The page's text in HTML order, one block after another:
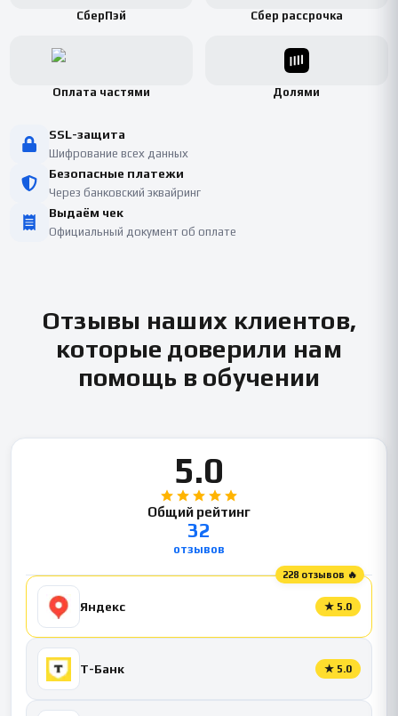
СберПэй Сбер рассрочка
Оплата частями Долями
SSL-защита
Шифрование всех данных
Безопасные платежи
Через банковский эквайринг
Выдаём чек
Официальный документ об оплате
Отзывы наших клиентов,
которые доверили нам
помощь в обучении
5.0
Общий рейтинг
32
отзывов
228 отзывов 🔥
Яндекс ★ 5.0
Т-Банк ★ 5.0